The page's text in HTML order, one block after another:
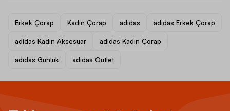
Erkek Çorap Kadın Çorap adidas adidas Erkek Çorap
adidas Kadın Aksesuar adidas Kadın Çorap
adidas Günlük adidas Outlet